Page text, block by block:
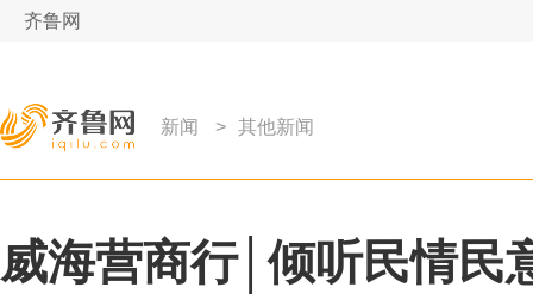
齐鲁网
新闻 > 其他新闻
威海营商行│倾听民情民